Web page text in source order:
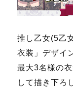
推し乙女(5乙
衣装」デザイ
最大3名様の
して描き下ろ